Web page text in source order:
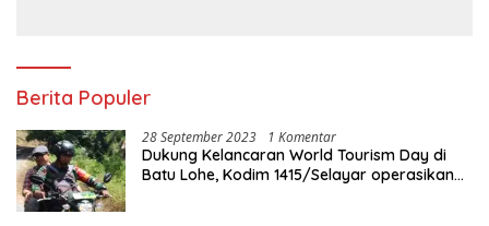
Berita Populer
28 September 2023 1 Komentar
Dukung Kelancaran World Tourism Day di
Batu Lohe, Kodim 1415/Selayar operasikan